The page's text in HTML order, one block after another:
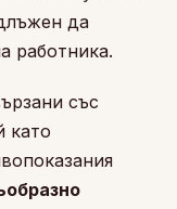
да
работника.
със
като